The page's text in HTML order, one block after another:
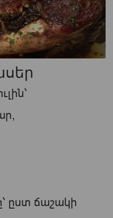
ըստ ճաշակի